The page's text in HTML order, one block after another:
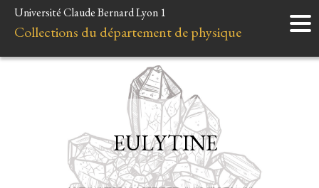
Accueil
Instruments
Liens et ressources
Université Claude Bernard Lyon 1
Collections du département de physique
EULYTINE